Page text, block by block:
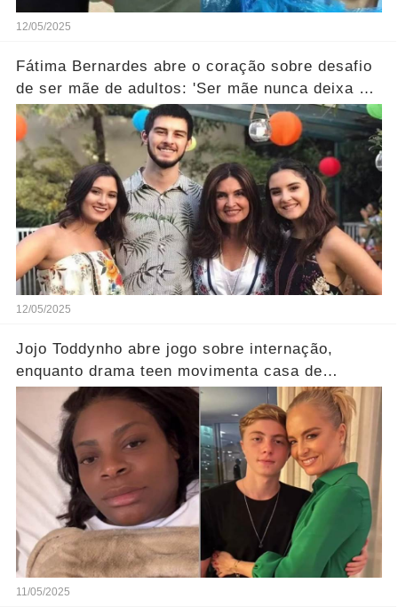
12/05/2025
Fátima Bernardes abre o coração sobre desafio
de ser mãe de adultos: 'Ser mãe nunca deixa de
ser…' Ver Mais
12/05/2025
Jojo Toddynho abre jogo sobre internação,
enquanto drama teen movimenta casa de
Angélica… Ver Mais
11/05/2025